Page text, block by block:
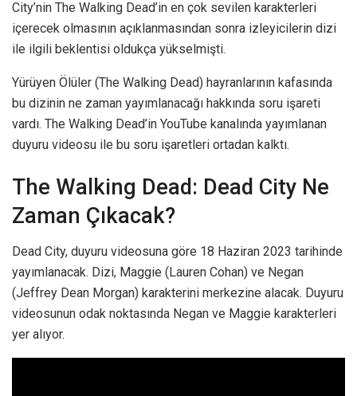
City’nin The Walking Dead’in en çok sevilen karakterleri
içerecek olmasının açıklanmasından sonra izleyicilerin dizi
ile ilgili beklentisi oldukça yükselmişti.
Yürüyen Ölüler (The Walking Dead) hayranlarının kafasında
bu dizinin ne zaman yayımlanacağı hakkında soru işareti
vardı. The Walking Dead’in YouTube kanalında yayımlanan
duyuru videosu ile bu soru işaretleri ortadan kalktı.
The Walking Dead: Dead City Ne
Zaman Çıkacak?
Dead City, duyuru videosuna göre 18 Haziran 2023 tarihinde
yayımlanacak. Dizi, Maggie (Lauren Cohan) ve Negan
(Jeffrey Dean Morgan) karakterini merkezine alacak. Duyuru
videosunun odak noktasında Negan ve Maggie karakterleri
yer alıyor.